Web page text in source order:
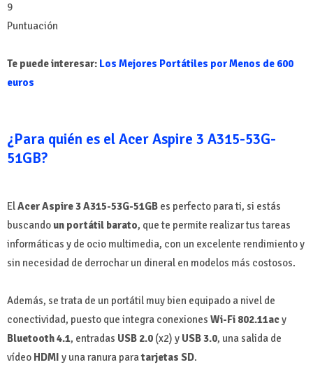
9
Puntuación
Te puede interesar: Los Mejores Portátiles por Menos de 600
euros
¿Para quién es el Acer Aspire 3 A315-53G-
51GB?
ElAcer Aspire 3 A315-53G-51GB es perfecto para ti, si estás
buscandoun portátil barato, que te permite realizar tus tareas
informáticas y de ocio multimedia, con un excelente rendimiento y
sin necesidad de derrochar un dineral en modelos más costosos.
Además, se trata de un portátil muy bien equipado a nivel de
conectividad, puesto que integra conexiones Wi-Fi 802.11acy
Bluetooth 4.1, entradas USB 2.0 (x2) y USB 3.0, una salida de
vídeo HDMI y una ranura paratarjetas SD.